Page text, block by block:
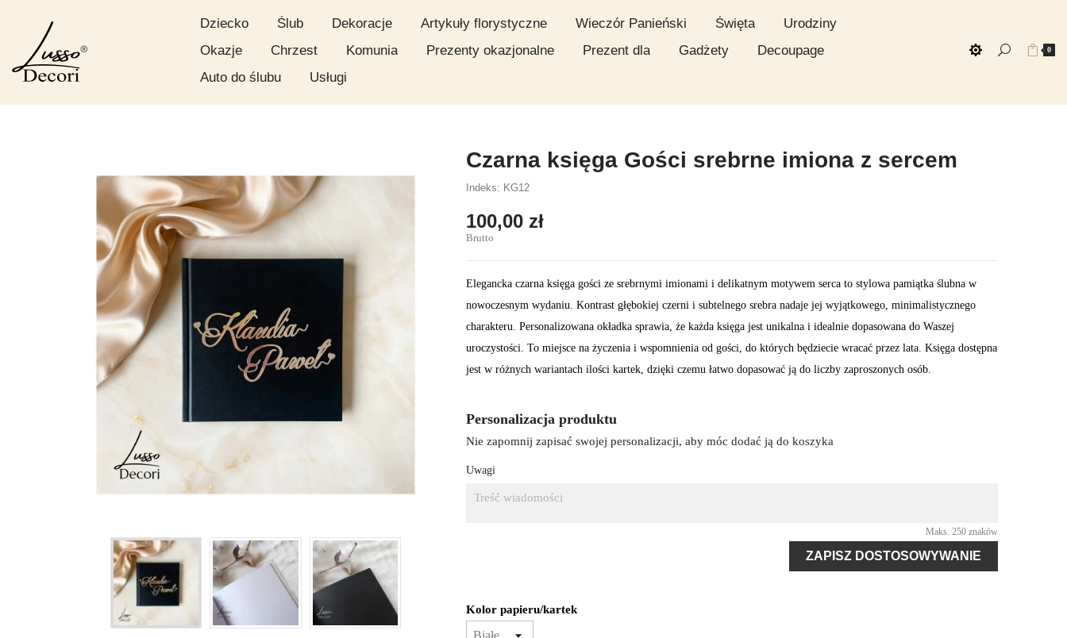
Dziecko Ślub Dekoracje Artykuły florystyczne Wieczór Panieński Święta
Urodziny
Okazje
Chrzest Komunia Prezenty okazjonalne Prezent dla Gadżety
Decoupage
Auto do ślubu
Usługi
0
Czarna księga Gości srebrne imiona z sercem
Indeks: KG12
100,00 zł
Brutto
Elegancka czarna księga gości ze srebrnymi imionami i delikatnym motywem serca to stylowa pamiątka ślubna w
nowoczesnym wydaniu. Kontrast głębokiej czerni i subtelnego srebra nadaje jej wyjątkowego, minimalistycznego
charakteru. Personalizowana okładka sprawia, że każda księga jest unikalna i idealnie dopasowana do Waszej
uroczystości. To miejsce na życzenia i wspomnienia od gości, do których będziecie wracać przez lata. Księga dostępna
jest w różnych wariantach ilości kartek, dzięki czemu łatwo dopasować ją do liczby zaproszonych osób.
Personalizacja produktu
Nie zapomnij zapisać swojej personalizacji, aby móc dodać ją do koszyka
Uwagi
Maks. 250 znaków
ZAPISZ DOSTOSOWYWANIE
Kolor papieru/kartek